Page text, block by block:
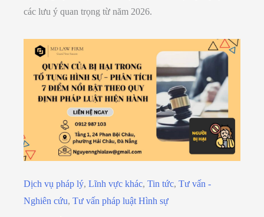
các lưu ý quan trọng từ năm 2026.
Dịch vụ pháp lý, Lĩnh vực khác, Tin tức, Tư vấn -
Nghiên cứu, Tư vấn pháp luật Hình sự